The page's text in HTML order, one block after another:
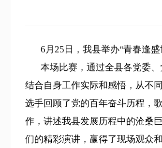
6月25日，我县举办“青春逢
本场比赛，通过全县各党委
结合自身工作实际和感悟，从不
选手回顾了党的百年奋斗历程，
作，讲述我县发展历程中的沧桑
们的精彩演讲，赢得了现场观众